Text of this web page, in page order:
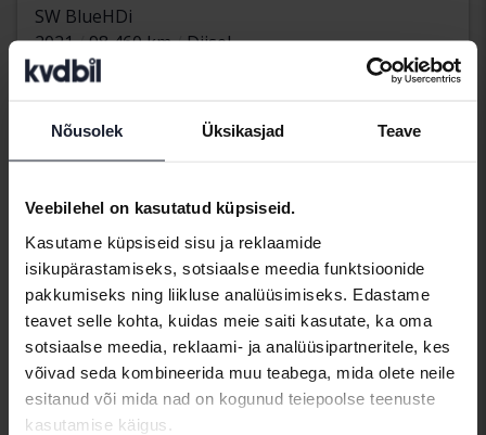
Nõusolek Üksikasjad Teave
Veebilehel on kasutatud küpsiseid.
Kasutame küpsiseid sisu ja reklaamide
isikupärastamiseks, sotsiaalse meedia funktsioonide
pakkumiseks ning liikluse analüüsimiseks. Edastame
teavet selle kohta, kuidas meie saiti kasutate, ka oma
sotsiaalse meedia, reklaami- ja analüüsipartneritele, kes
võivad seda kombineerida muu teabega, mida olete neile
esitanud või mida nad on kogunud teiepoolse teenuste
kasutamise käigus.
SW BlueHDi
2021
98 460 km
Diisel
Kungälv (Ellesbo)
Koos rahastamisega 516 SEK/kuu